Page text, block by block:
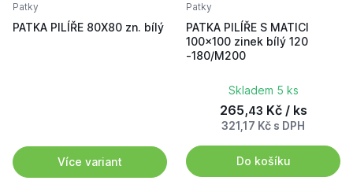
Patky
PATKA PILÍŘE 80X80 zn. bílý
Více variant
Patky
PATKA PILÍŘE S MATICI
100x100 zinek bílý 120
-180/M200
Skladem 5 ks
265,43 Kč / ks
321,17 Kč s DPH
Do košíku